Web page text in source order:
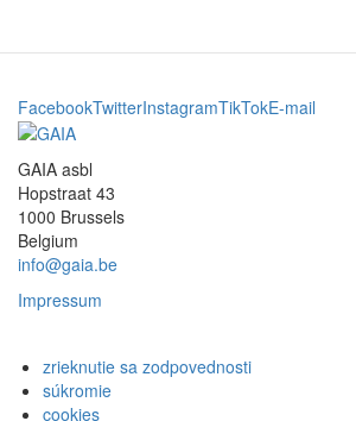
FacebookTwitterInstagramTikTokE-mail
GAIA asbl
Hopstraat 43
1000 Brussels
Belgium
info@gaia.be
Impressum
zrieknutie sa zodpovednosti
súkromie
cookies